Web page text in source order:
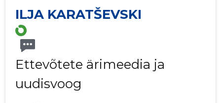
ILJA KARATŠEVSKI
Ettevõtete ärimeedia ja
uudisvoog